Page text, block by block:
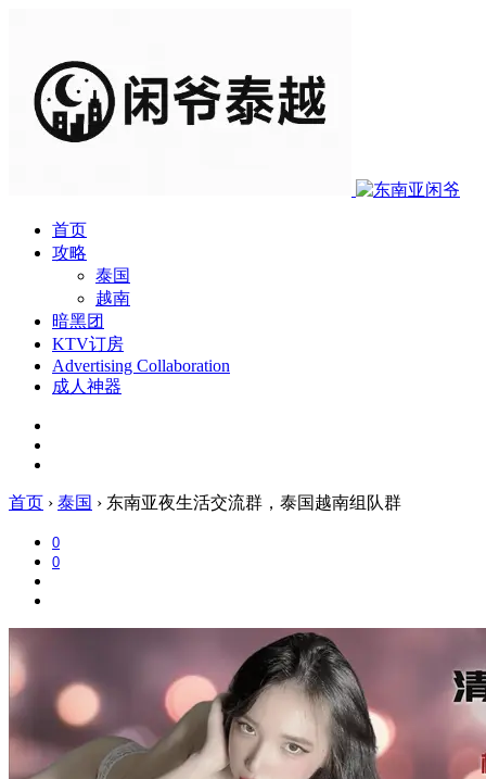
首页
攻略
泰国
越南
暗黑团
KTV订房
Advertising Collaboration
成人神器
首页 › 泰国 › 东南亚夜生活交流群，泰国越南组队群
0
0